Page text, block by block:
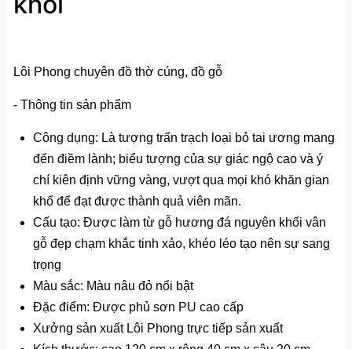
Lôi Phong chuyên đồ thờ cúng, đồ gỗ
- Thông tin sản phẩm
Công dụng: Là tượng trấn trạch loại bỏ tai ương mang
đến điềm lành; biểu tượng của sự giác ngộ cao và ý
chí kiên định vững vàng, vượt qua mọi khó khăn gian
khổ để đạt được thành quả viên mãn.
Cấu tạo: Được làm từ gỗ hương đá nguyên khối vân
gỗ đẹp chạm khắc tinh xảo, khéo léo tạo nên sự sang
trọng
Màu sắc: Màu nâu đỏ nổi bật
Đặc điểm: Được phủ sơn PU cao cấp
Xưởng sản xuất Lôi Phong trực tiếp sản xuất